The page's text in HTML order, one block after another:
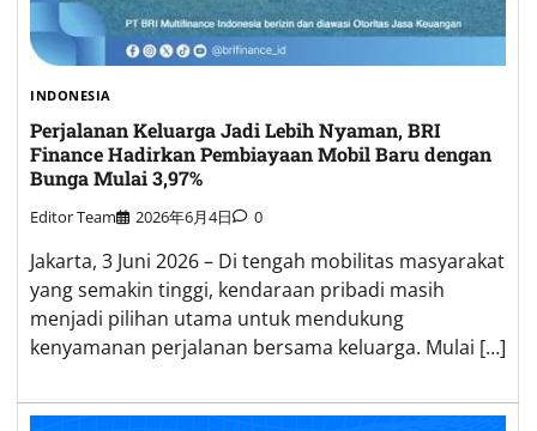
INDONESIA
Perjalanan Keluarga Jadi Lebih Nyaman, BRI
Finance Hadirkan Pembiayaan Mobil Baru dengan
Bunga Mulai 3,97%
Editor Team 2026年6月4日 0
Jakarta, 3 Juni 2026 – Di tengah mobilitas masyarakat
yang semakin tinggi, kendaraan pribadi masih
menjadi pilihan utama untuk mendukung
kenyamanan perjalanan bersama keluarga. Mulai […]